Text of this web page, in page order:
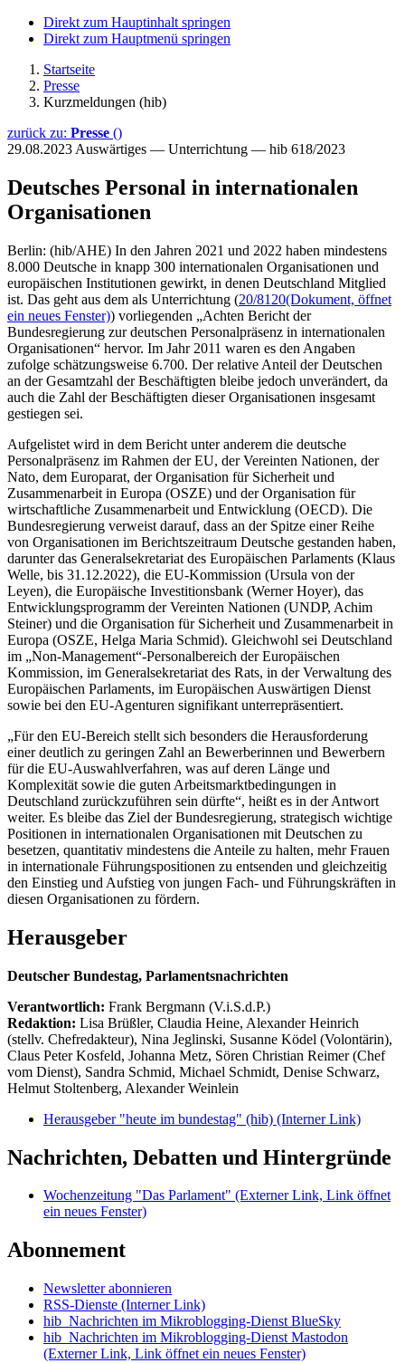
Direkt zum Hauptinhalt springen
Direkt zum Hauptmenü springen
Startseite
Presse
Kurzmeldungen (hib)
zurück zu: Presse ()
29.08.2023 Auswärtiges — Unterrichtung — hib 618/2023
Deutsches Personal in internationalen
Organisationen
Berlin: (hib/AHE) In den Jahren 2021 und 2022 haben mindestens
8.000 Deutsche in knapp 300 internationalen Organisationen und
europäischen Institutionen gewirkt, in denen Deutschland Mitglied
ist. Das geht aus dem als Unterrichtung (20/8120(Dokument, öffnet
ein neues Fenster)) vorliegenden „Achten Bericht der
Bundesregierung zur deutschen Personalpräsenz in internationalen
Organisationen“ hervor. Im Jahr 2011 waren es den Angaben
zufolge schätzungsweise 6.700. Der relative Anteil der Deutschen
an der Gesamtzahl der Beschäftigten bleibe jedoch unverändert, da
auch die Zahl der Beschäftigten dieser Organisationen insgesamt
gestiegen sei.
Aufgelistet wird in dem Bericht unter anderem die deutsche
Personalpräsenz im Rahmen der EU, der Vereinten Nationen, der
Nato, dem Europarat, der Organisation für Sicherheit und
Zusammenarbeit in Europa (OSZE) und der Organisation für
wirtschaftliche Zusammenarbeit und Entwicklung (OECD). Die
Bundesregierung verweist darauf, dass an der Spitze einer Reihe
von Organisationen im Berichtszeitraum Deutsche gestanden haben,
darunter das Generalsekretariat des Europäischen Parlaments (Klaus
Welle, bis 31.12.2022), die EU-Kommission (Ursula von der
Leyen), die Europäische Investitionsbank (Werner Hoyer), das
Entwicklungsprogramm der Vereinten Nationen (UNDP, Achim
Steiner) und die Organisation für Sicherheit und Zusammenarbeit in
Europa (OSZE, Helga Maria Schmid). Gleichwohl sei Deutschland
im „Non-Management“-Personalbereich der Europäischen
Kommission, im Generalsekretariat des Rats, in der Verwaltung des
Europäischen Parlaments, im Europäischen Auswärtigen Dienst
sowie bei den EU-Agenturen signifikant unterrepräsentiert.
„Für den EU-Bereich stellt sich besonders die Herausforderung
einer deutlich zu geringen Zahl an Bewerberinnen und Bewerbern
für die EU-Auswahlverfahren, was auf deren Länge und
Komplexität sowie die guten Arbeitsmarktbedingungen in
Deutschland zurückzuführen sein dürfte“, heißt es in der Antwort
weiter. Es bleibe das Ziel der Bundesregierung, strategisch wichtige
Positionen in internationalen Organisationen mit Deutschen zu
besetzen, quantitativ mindestens die Anteile zu halten, mehr Frauen
in internationale Führungspositionen zu entsenden und gleichzeitig
den Einstieg und Aufstieg von jungen Fach- und Führungskräften in
diesen Organisationen zu fördern.
Herausgeber
Deutscher Bundestag, Parlamentsnachrichten
Verantwortlich: Frank Bergmann (V.i.S.d.P.)
Redaktion: Lisa Brüßler, Claudia Heine, Alexander Heinrich
(stellv. Chefredakteur), Nina Jeglinski, Susanne Ködel (Volontärin),
Claus Peter Kosfeld, Johanna Metz, Sören Christian Reimer (Chef
vom Dienst), Sandra Schmid, Michael Schmidt, Denise Schwarz,
Helmut Stoltenberg, Alexander Weinlein
Herausgeber "heute im bundestag" (hib) (Interner Link)
Nachrichten, Debatten und Hintergründe
Wochenzeitung "Das Parlament" (Externer Link, Link öffnet
ein neues Fenster)
Abonnement
Newsletter abonnieren
RSS-Dienste (Interner Link)
hib_Nachrichten im Mikroblogging-Dienst BlueSky
hib_Nachrichten im Mikroblogging-Dienst Mastodon
(Externer Link, Link öffnet ein neues Fenster)